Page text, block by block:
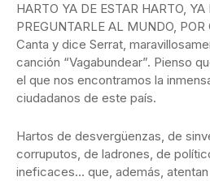
HARTO YA DE ESTAR HARTO,
PREGUNTARLE AL MUNDO, POR
Canta y dice Serrat,
canción “Vagabundear”. Pienso
el que nos encontramos la
ciudadanos de este país.
Hartos de desvergüenzas, de
corruputos, de ladrones, de
ineficaces… que, además,